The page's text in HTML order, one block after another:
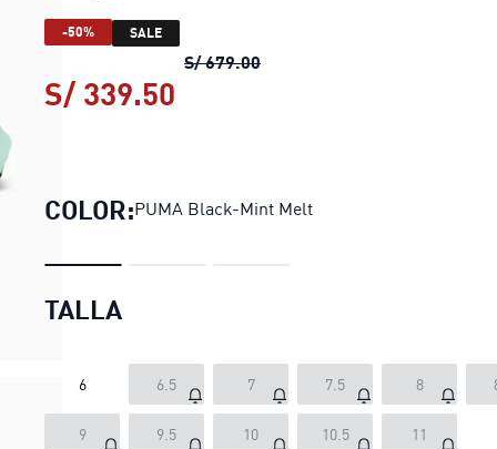
-50% SALE
S/ 679.00Zapatillas de running
S/ 339.50
COLOR:PUMA Black-Mint Melt
TALLA
6 6.5 7 7.5 8
9 9.5 10 10.5 11